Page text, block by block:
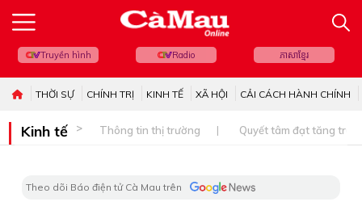
Truyền hình Radio ភាសាខ្មែរ
THỜI SỰ CHÍNH TRỊ KINH TẾ XÃ HỘI CẢI CÁCH HÀNH CHÍNH
Kinh tế Thông tin thị trường Quyết tâm đạt tăng
Theo dõi Báo điện tử Cà Mau trên